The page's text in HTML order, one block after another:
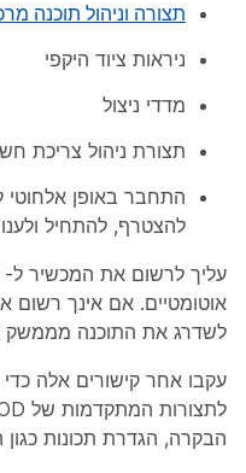
תצורה וניהול תוכנה
ניראות ציוד היקפי
מדדי ניצול
תצורת ניהול צריכת
התחבר באופן אלחוטי
להצטרף, להתחיל
לשדרג את התוכנה מממשק
עקבו אחר קישורים אלה
הבקרה, הגדרת תכונות